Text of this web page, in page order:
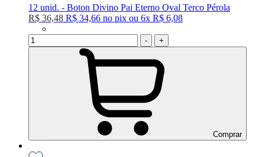
12 unid. - Boton Divino Pai Eterno Oval Terco Pérola
R$ 36,48 R$ 34,66 no pix ou 6x R$ 6,08
- +
Comprar